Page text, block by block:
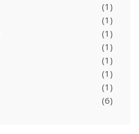
(1)
(1)
(1)
(1)
(1)
(1)
(1)
(6)